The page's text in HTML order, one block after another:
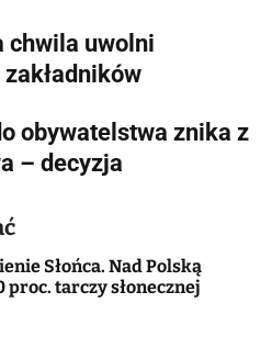
chwila uwolni
obywatelstwa znika z
– decyzja
Słońca. Nad Polską
proc. tarczy słonecznej